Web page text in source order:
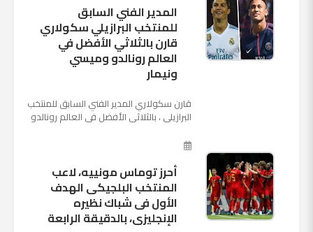
المدير الفني السابق
للمنتخب البرازيلي سكولاري
قارن بالثلاثي الأفضل في
العالم رونالدو وميسي
ونيمار
قارن سكولاري المدير الفني السابق للمنتخب
البرازيلي ، بالثلاثي الأفضل في العالم رونالدو
نجم ...
أحرز توماس مونييه، لاعب
المنتخب البلجيكى الهدف
الأول فى شباك نظيره
الإنجليزى، بالدقيقة الرابعة